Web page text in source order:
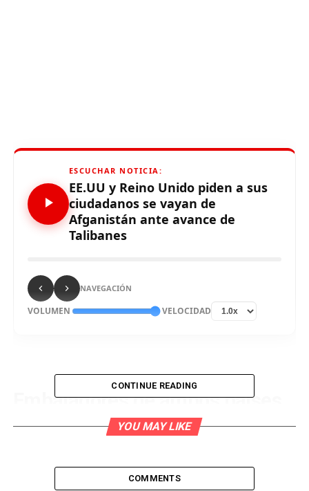
ESCUCHAR NOTICIA:
EE.UU y Reino Unido piden a sus
ciudadanos se vayan de
Afganistán ante avance de
Talibanes
NAVEGACIÓN
VOLUMEN VELOCIDAD
Embajadores de ambos países
hicieron esta demanda, luego de
segunda ciudad más importante
CONTINUE READING
YOU MAY LIKE
COMMENTS